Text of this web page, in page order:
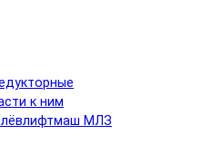
к ним
МЛЗ